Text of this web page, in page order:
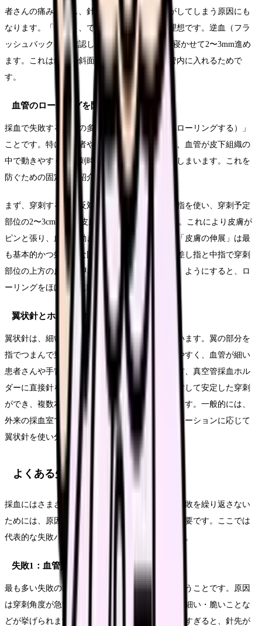
者さんの痛みが増し、針先で血管を押して逃がしてしまう原因にも
なります。「素早く、でも乱暴にならず」が理想です。逆血（フラ
ッシュバック）を確認したら、角度を5度程度寝かせて2〜3mm進め
ます。これは針先の斜面（ベベル）全体を血管内に入れるためで
す。
血管のローリングを防ぐ固定法
採血で失敗する原因の多くは「血管が逃げる（ローリングする）」
ことです。特に高齢者や痩せ型の患者さんでは、血管が皮下組織の
中で動きやすく、穿刺時に針先で血管を押してしまいます。これを
防ぐための固定法を紹介します。
まず、穿刺する手の反対の手（非利き手）の親指を使い、穿刺予定
部位の2〜3cm下方の皮膚を手前に引っ張ります。これにより皮膚が
ピンと張り、血管が動きにくくなります。この「皮膚の伸展」は最
も基本的かつ効果的な固定法です。さらに、人差し指と中指で穿刺
部位の上方の皮膚を押さえ、血管を「挟み込む」ようにすると、ロ
ーリングをほぼ完全に防ぐことができます。
翼状針とホルダー針の使い分け
翼状針は、細い血管や動きやすい血管に適しています。翼の部分を
指でつまんで穿刺するため、角度の微調整がしやすく、血管が細い
患者さんや手背からの採血時に重宝します。一方、真空管採血ホル
ダーに直接針を装着するタイプは、太い血管に対して安定した穿刺
ができ、複数本のスピッツを効率よく採取できます。一般的には、
外来の採血室ではホルダー針、病棟ではシチュエーションに応じて
翼状針を使い分ける施設が多いです。
よくある失敗パターンと原因・対策
採血にはさまざまな失敗パターンがあります。失敗を繰り返さない
ためには、原因を理解し、対策を講じることが重要です。ここでは
代表的な失敗パターンとその対処法を解説します。
失敗1：血管貫通（突き抜け）
最も多い失敗のひとつが、血管を突き抜けてしまうことです。原因
は穿刺角度が急すぎる、針を進めすぎる、血管が細い・脆いことな
どが挙げられます。逆血を確認した後に針を進めすぎると、針先が